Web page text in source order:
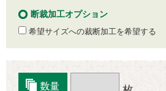
断裁加工オプション
希望サイズへの裁断加工を希望する